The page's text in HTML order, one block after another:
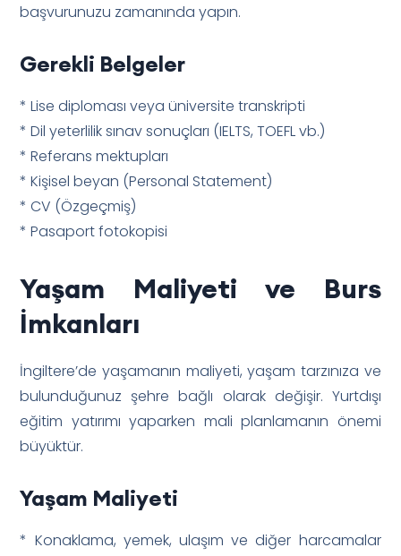
başvurunuzu zamanında yapın.
Gerekli Belgeler
* Lise diploması veya üniversite transkripti
* Dil yeterlilik sınav sonuçları (IELTS, TOEFL vb.)
* Referans mektupları
* Kişisel beyan (Personal Statement)
* CV (Özgeçmiş)
* Pasaport fotokopisi
Yaşam Maliyeti ve Burs
İmkanları
İngiltere’de yaşamanın maliyeti, yaşam tarzınıza ve
bulunduğunuz şehre bağlı olarak değişir. Yurtdışı
eğitim yatırımı yaparken mali planlamanın önemi
büyüktür.
Yaşam Maliyeti
* Konaklama, yemek, ulaşım ve diğer harcamalar